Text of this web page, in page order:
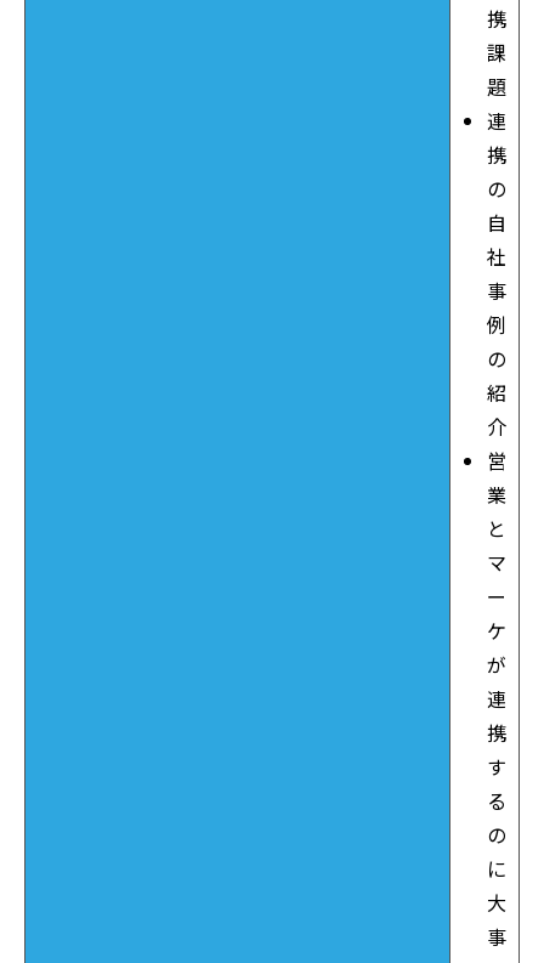
携
課
題
連
携
の
自
社
事
例
の
紹
介
営
業
と
マ
ー
ケ
が
連
携
す
る
の
に
大
事